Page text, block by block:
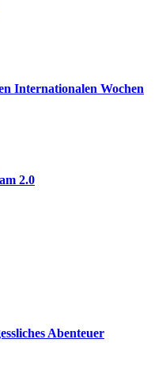
Internationalen Wochen
2.0
Abenteuer